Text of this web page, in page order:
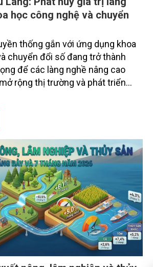
học công nghệ và chuyển
thống gắn với ứng dụng khoa
chuyển đổi số đang trở thành
để các làng nghề nâng cao
rộng thị trường và phát triển
nhân và cơ sở sản xuất đã
tư duy, đầu tư công nghệ, xây